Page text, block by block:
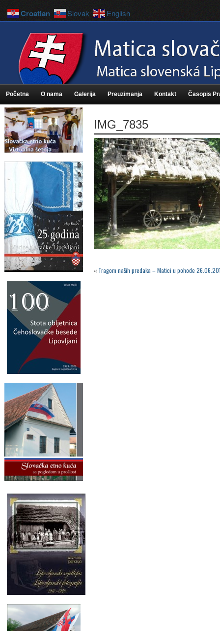
Početna O nama Galerija Preuzimanja Kontakt Časopis
IMG_7835
« Tragom naših predaka – Matici u pohode
Croatian Slovak English